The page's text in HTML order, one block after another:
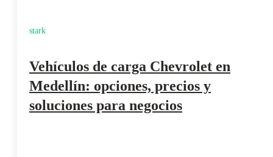
stark
Vehículos de carga Chevrolet en
Medellín: opciones, precios y
soluciones para negocios